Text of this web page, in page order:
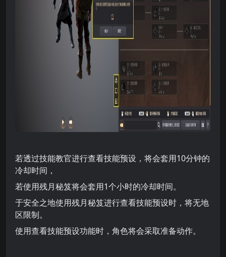
若透过技能教官进行查看技能预设，将会套用10分钟的
冷却时间，
若使用残月秘笈将会套用1个小时的冷却时间。
于安全之地使用残月秘笈进行查看技能预设时，将无地
区限制。
使用查看技能预设功能时，角色将会采取准备动作。